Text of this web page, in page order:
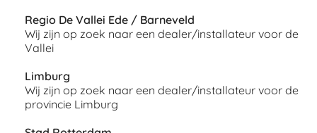
Regio De Vallei Ede / Barneveld
Wij zijn op zoek naar een dealer/installateur voor de
Vallei
Limburg
Wij zijn op zoek naar een dealer/installateur voor de
provincie Limburg